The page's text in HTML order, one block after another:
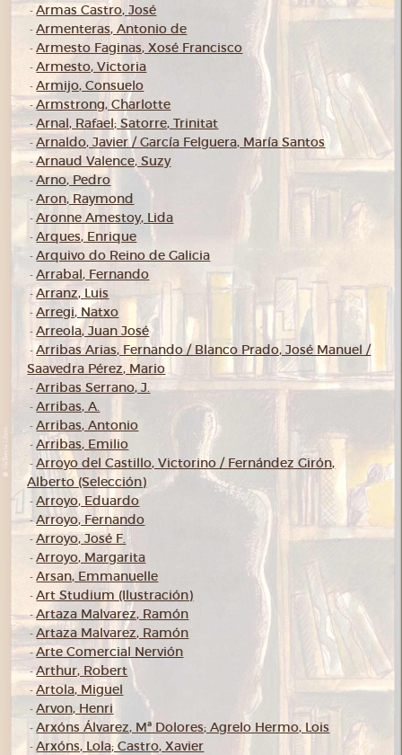
-Armas Castro, José
-Armenteras, Antonio de
-Armesto Faginas, Xosé Francisco
-Armesto, Victoria
-Armijo, Consuelo
-Armstrong, Charlotte
-Arnal, Rafael; Satorre, Trinitat
-Arnaldo, Javier / García Felguera, María Santos
-Arnaud Valence, Suzy
-Arno, Pedro
-Aron, Raymond
-Aronne Amestoy, Lida
-Arques, Enrique
-Arquivo do Reino de Galicia
-Arrabal, Fernando
-Arranz, Luis
-Arregi, Natxo
-Arreola, Juan José
-Arribas Arias, Fernando / Blanco Prado, José Manuel /
Saavedra Pérez, Mario
-Arribas Serrano, J.
-Arribas, A.
-Arribas, Antonio
-Arribas, Emilio
-Arroyo del Castillo, Victorino / Fernández Girón,
Alberto (Selección)
-Arroyo, Eduardo
-Arroyo, Fernando
-Arroyo, José F.
-Arroyo, Margarita
-Arsan, Emmanuelle
-Art Studium (Ilustración)
-Artaza Malvarez, Ramón
-Artaza Malvarez, Ramón
-Arte Comercial Nervión
-Arthur, Robert
-Artola, Miguel
-Arvon, Henri
-Arxóns Álvarez, Mª Dolores; Agrelo Hermo, Lois
-Arxóns, Lola; Castro, Xavier